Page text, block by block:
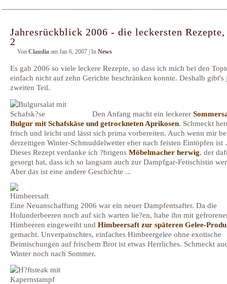
Jahresrückblick 2006 - die leckersten
2
Von Claudia am Jan 6, 2007 | In News
Es gab 2006 so viele leckere Rezepte, so dass ich mich bei den
einfach nicht auf zehn Gerichte beschränken konnte. Deshalb gibt's
zweiten Teil.
Den Anfang macht ein leckerer
Bulgur mit Schafskäse und getrockneten Aprikosen. Schmeckt
frisch und leicht und lässt sich prima vorbereiten. Auch wenn mir
derzeitigen Winter-Schmuddelwetter eher nach feisten Eintöpfen ist
Dieses Rezept verdanke ich ?brigens Möbelmacher herwig, der
gesorgt hat, dass ich so langsam auch zur Dampfgar-Fetischistin
Aber das ist eine andere Geschichte ...
Eine Neuanschaffung 2006 war ein neuer Dampfentsafter. Da die
Holunderbeeren noch auf sich warten lie?en, habe ihn mit
Himbeeren eingeweiht und Himbeersaft zur späteren Gelee-
gemacht. Unverpanschtes, einfaches Himbeergelee ohne exotische
Beimischungen auf frischem Brot ist etwas Herrliches. Schmeckt
Winter noch nach Sommer.